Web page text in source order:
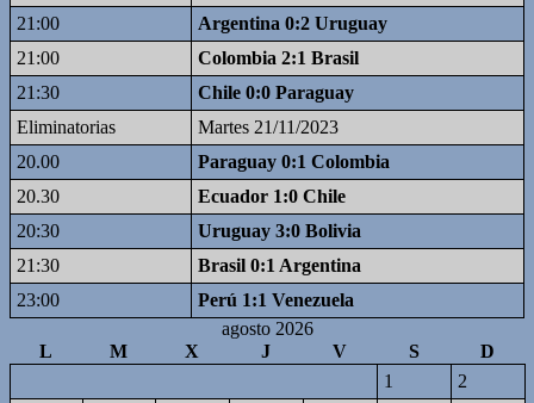
21:00
Argentina 0:2 Uruguay
21:00
Colombia 2:1 Brasil
21:30
Chile 0:0 Paraguay
Eliminatorias
Martes 21/11/2023
20.00
Paraguay 0:1 Colombia
20.30
Ecuador 1:0 Chile
20:30
Uruguay 3:0 Bolivia
21:30
Brasil 0:1 Argentina
23:00
Perú 1:1 Venezuela
agosto 2026
L
M X J V S
D
1
2